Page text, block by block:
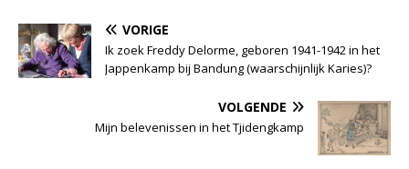
VORIGE
Ik zoek Freddy Delorme, geboren 1941-1942 in het
Jappenkamp bij Bandung (waarschijnlijk Karies)?
VOLGENDE
Mijn belevenissen in het Tjidengkamp